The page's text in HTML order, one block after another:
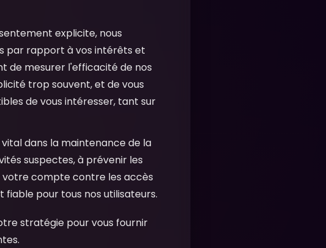
explicite, nous
par rapport à vos intérêts et
de mesurer l'efficacité de nos
trop souvent, et de vous
de vous intéresser, tant sur
dans la maintenance de la
suspectes, à prévenir les
compte contre les accès
fiable pour tous nos utilisateurs.
stratégie pour vous fournir